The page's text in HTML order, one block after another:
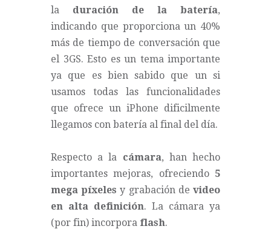
la duración de la batería,
indicando que proporciona un 40%
más de tiempo de conversación que
el 3GS. Esto es un tema importante
ya que es bien sabido que un si
usamos todas las funcionalidades
que ofrece un iPhone dificilmente
llegamos con batería al final del día.
Respecto a la cámara, han hecho
importantes mejoras, ofreciendo 5
mega píxelesy grabación devideo
en alta definición. La cámara ya
(por fin) incorpora flash.